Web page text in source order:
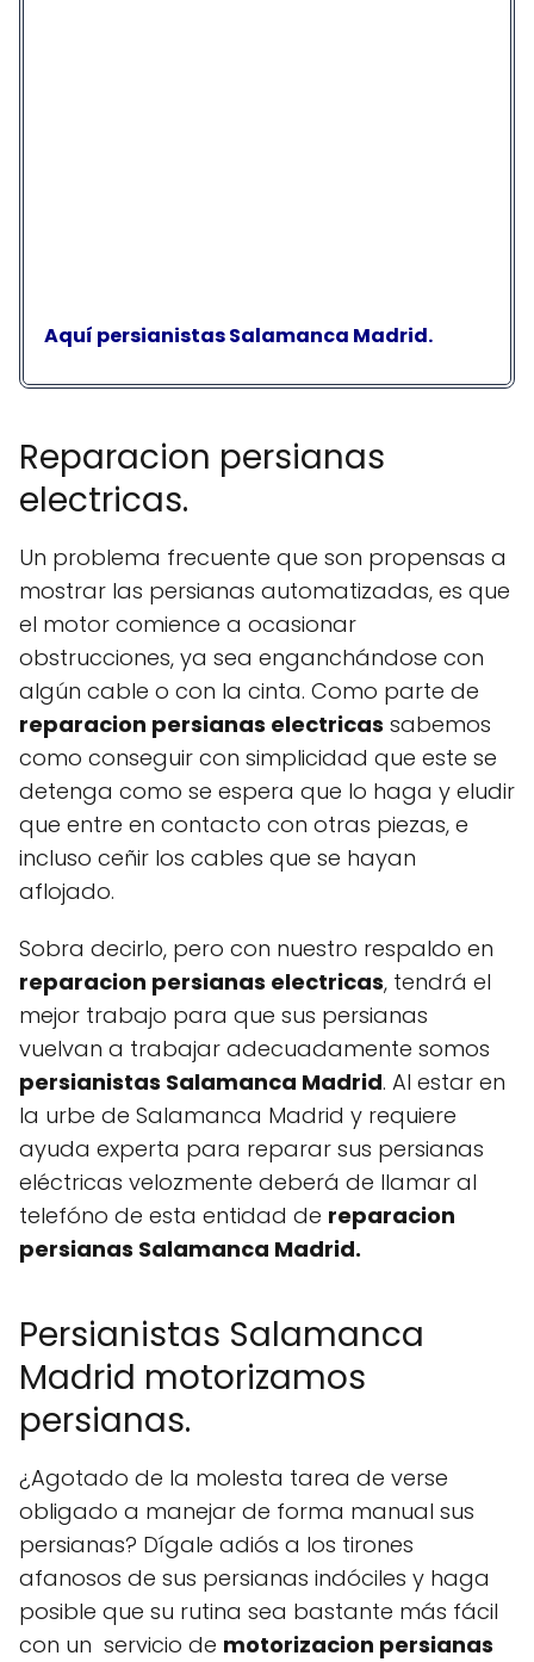
Aquí persianistas Salamanca Madrid.
Reparacion persianas
electricas.
Un problema frecuente que son propensas a
mostrar las persianas automatizadas, es que
el motor comience a ocasionar
obstrucciones, ya sea enganchándose con
algún cable o con la cinta. Como parte de
reparacion persianas electricas sabemos
como conseguir con simplicidad que este se
detenga como se espera que lo haga y eludir
que entre en contacto con otras piezas, e
incluso ceñir los cables que se hayan
aflojado.
Sobra decirlo, pero con nuestro respaldo en
reparacion persianas electricas, tendrá el
mejor trabajo para que sus persianas
vuelvan a trabajar adecuadamente somos
persianistas Salamanca Madrid. Al estar en
la urbe de Salamanca Madrid y requiere
ayuda experta para reparar sus persianas
eléctricas velozmente deberá de llamar al
telefóno de esta entidad de reparacion
persianas Salamanca Madrid.
Persianistas Salamanca
Madrid motorizamos
persianas.
¿Agotado de la molesta tarea de verse
obligado a manejar de forma manual sus
persianas? Dígale adiós a los tirones
afanosos de sus persianas indóciles y haga
posible que su rutina sea bastante más fácil
con un servicio de motorizacion persianas